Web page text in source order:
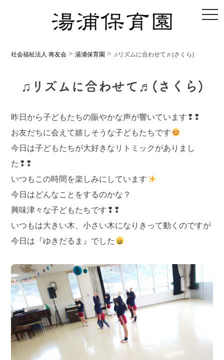
社会福祉法人 将友会 >湯浦保育園 > ♫リズムに合わせて♬(さくら)
♫リズムに合わせて♬(さくら)
昨日から子どもたちの賑やかな声が響いています❢❢
お友だちに会えて嬉しそうな子どもたちです
今日は子どもたちが大好きなリトミックがありまし
た❢❢
いつもこの時間を楽しみにしています
今日はどんなことをするのかな？
興味津々な子どもたちです❢❢
いつもは大きい木、小さい木になりきって動くのですが
今日は『ゆきだるま』でした